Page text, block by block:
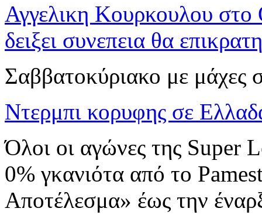
Αγγελικη Κουρκουλου
δειξει συνεπεια θα
Σαββατοκύριακο με μάχες
Ντερμπι κορυφης σε
Όλοι οι αγώνες της Super
0% γκανιότα από το
Αποτέλεσμα» έως την